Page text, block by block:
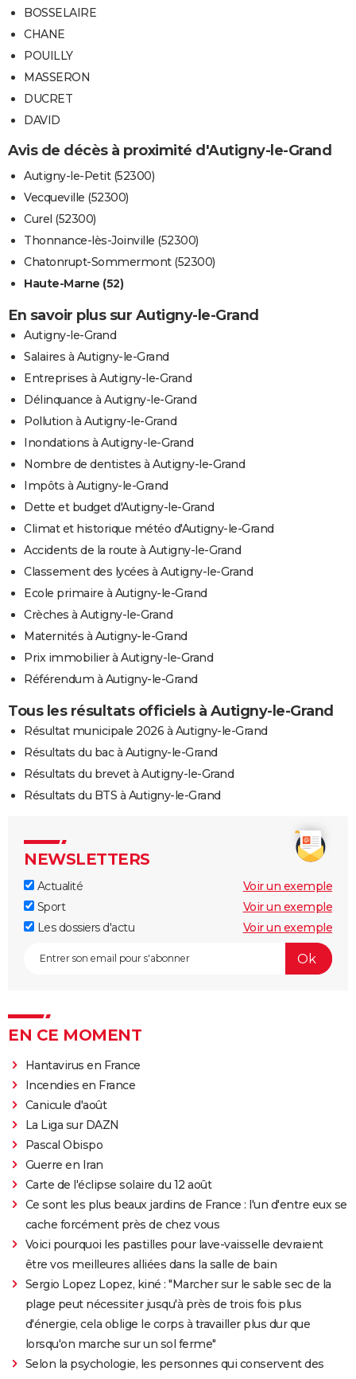
BOSSELAIRE
CHANE
POUILLY
MASSERON
DUCRET
DAVID
Avis de décès à proximité d'Autigny-le-Grand
Autigny-le-Petit (52300)
Vecqueville (52300)
Curel (52300)
Thonnance-lès-Joinville (52300)
Chatonrupt-Sommermont (52300)
Haute-Marne (52)
En savoir plus sur Autigny-le-Grand
Autigny-le-Grand
Salaires à Autigny-le-Grand
Entreprises à Autigny-le-Grand
Délinquance à Autigny-le-Grand
Pollution à Autigny-le-Grand
Inondations à Autigny-le-Grand
Nombre de dentistes à Autigny-le-Grand
Impôts à Autigny-le-Grand
Dette et budget d'Autigny-le-Grand
Climat et historique météo d'Autigny-le-Grand
Accidents de la route à Autigny-le-Grand
Classement des lycées à Autigny-le-Grand
Ecole primaire à Autigny-le-Grand
Crèches à Autigny-le-Grand
Maternités à Autigny-le-Grand
Prix immobilier à Autigny-le-Grand
Référendum à Autigny-le-Grand
Tous les résultats officiels à Autigny-le-Grand
Résultat municipale 2026 à Autigny-le-Grand
Résultats du bac à Autigny-le-Grand
Résultats du brevet à Autigny-le-Grand
Résultats du BTS à Autigny-le-Grand
NEWSLETTERS
Actualité
Voir un exemple
Sport
Voir un exemple
Les dossiers d'actu
Voir un exemple
EN CE MOMENT
Hantavirus en France
Incendies en France
Canicule d'août
La Liga sur DAZN
Pascal Obispo
Guerre en Iran
Carte de l'éclipse solaire du 12 août
Ce sont les plus beaux jardins de France : l'un d'entre eux se
cache forcément près de chez vous
Voici pourquoi les pastilles pour lave-vaisselle devraient
être vos meilleures alliées dans la salle de bain
Sergio Lopez Lopez, kiné : "Marcher sur le sable sec de la
plage peut nécessiter jusqu'à près de trois fois plus
d'énergie, cela oblige le corps à travailler plus dur que
lorsqu'on marche sur un sol ferme"
Selon la psychologie, les personnes qui conservent des